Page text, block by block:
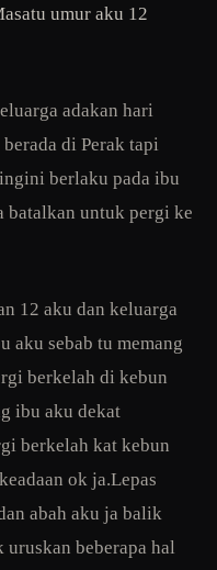
umur aku 12
adakan hari
di Perak tapi
berlaku pada ibu
batalkan untuk pergi ke
12 aku dan keluarga
aku sebab tu memang
berkelah di kebun
ibu aku dekat
berkelah kat kebun
ok ja.Lepas
abah aku ja balik
uruskan beberapa hal